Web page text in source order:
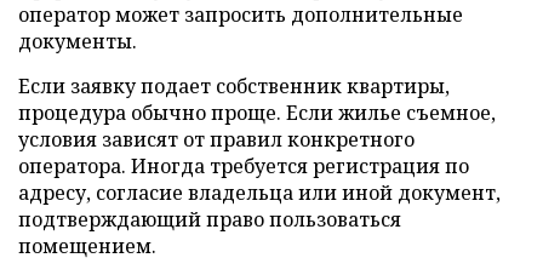
оператор может запросить дополнительные
документы.
Если заявку подает собственник квартиры,
процедура обычно проще. Если жилье съемное,
условия зависят от правил конкретного
оператора. Иногда требуется регистрация по
адресу, согласие владельца или иной документ,
подтверждающий право пользоваться
помещением.